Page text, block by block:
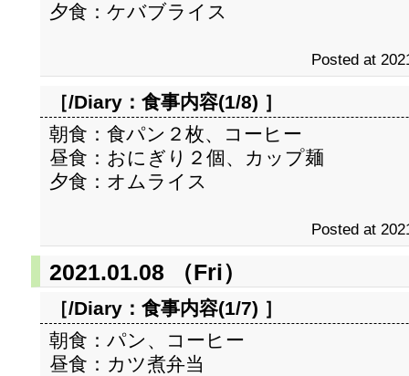
夕食：ケバブライス
Posted at
［/Diary： 食事内容(1/8) ］
朝食：食パン２枚、コーヒー
昼食：おにぎり２個、カップ麺
夕食：オムライス
Posted at
2021.01.08 （Fri）
［/Diary： 食事内容(1/7) ］
朝食：パン、コーヒー
昼食：カツ煮弁当